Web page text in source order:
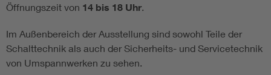
Öffnungszeit von 14 bis 18 Uhr.
Im Außenbereich der Ausstellung sind sowohl Teile der
Schalttechnik als auch der Sicherheits- und Servicetechnik
von Umspannwerken zu sehen.